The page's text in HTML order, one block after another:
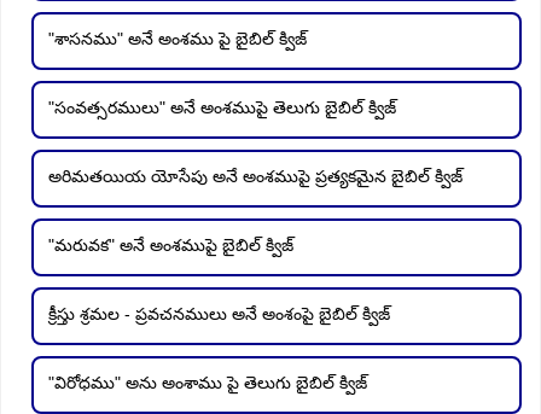
"శాసనము" అనే అంశము పై బైబిల్ క్విజ్
"సంవత్సరములు" అనే అంశముపై తెలుగు బైబిల్ క్విజ్
అరిమతయియ యోసేపు అనే అంశముపై ప్రత్యకమైన బైబిల్ క్విజ్
"మరువక" అనే అంశముపై బైబిల్ క్విజ్
క్రీస్తు శ్రమల - ప్రవచనములు అనే అంశంపై బైబిల్ క్విజ్
"విరోధము" అను అంశాము పై తెలుగు బైబిల్ క్విజ్